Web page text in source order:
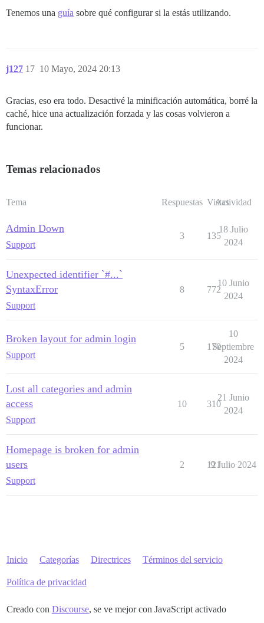
Tenemos una guía sobre qué configurar si la estás utilizando.
j127 10 Mayo, 2024 20:13
17
Gracias, eso era todo. Desactivé la minificación automática, borré la
caché, hice una actualización forzada y las cosas volvieron a
funcionar.
Temas relacionados
Tema Respuestas Vistas
Actividad
Admin Down
Support
3 135
18 Julio
2024
Unexpected identifier `#...`
SyntaxError
Support
8 772
10 Junio
2024
Broken layout for admin login
Support
5 170
10
Septiembre
2024
Lost all categories and admin
access
Support
10 310
21 Junio
2024
Homepage is broken for admin
users
Support
2 121
9 Julio 2024
Inicio Categorías Directrices Términos del servicio
Política de privacidad
Creado con Discourse, se ve mejor con JavaScript activado